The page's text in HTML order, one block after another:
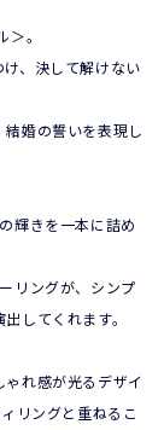
。
け、決して解けない
婚の誓いを表現し
輝きを一本に詰め
リングが、シンプ
してくれます。
れ感が光るデザイ
リングと重ねるこ